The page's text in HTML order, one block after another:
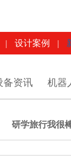
| 设计案例 |
备资讯 机器
研学旅行我很